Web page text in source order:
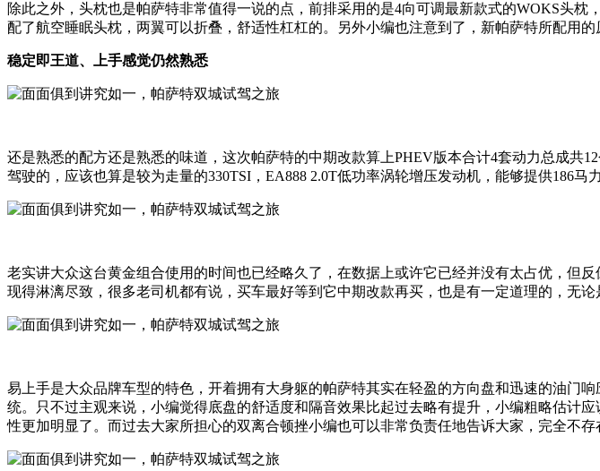
除此之外，头枕也是帕萨特非常值得一说的点，前排采用的是4向可调最新款式的WOKS头
配了航空睡眠头枕，两翼可以折叠，舒适性杠杠的。另外小编也注意到了，新帕萨特所配用
稳定即王道、上手感觉仍然熟悉
还是熟悉的配方还是熟悉的味道，这次帕萨特的中期改款算上PHEV版本合计4套动力总成共
驾驶的，应该也算是较为走量的330TSI，EA888 2.0T低功率涡轮增压发动机，能够提供186马
老实讲大众这台黄金组合使用的时间也已经略久了，在数据上或许它已经并没有太占优，但
现得淋漓尽致，很多老司机都有说，买车最好等到它中期改款再买，也是有一定道理的，无
易上手是大众品牌车型的特色，开着拥有大身躯的帕萨特其实在轻盈的方向盘和迅速的油门
统。只不过主观来说，小编觉得底盘的舒适度和隔音效果比起过去略有提升，小编粗略估计
性更加明显了。而过去大家所担心的双离合顿挫小编也可以非常负责任地告诉大家，完全不存